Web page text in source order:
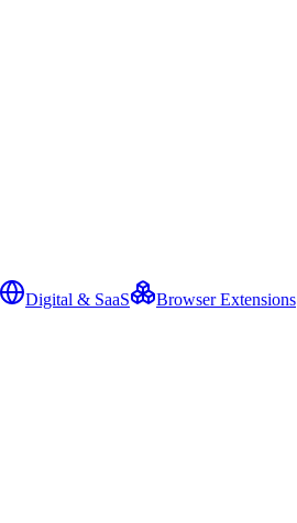
Digital & SaaS Browser Extensions